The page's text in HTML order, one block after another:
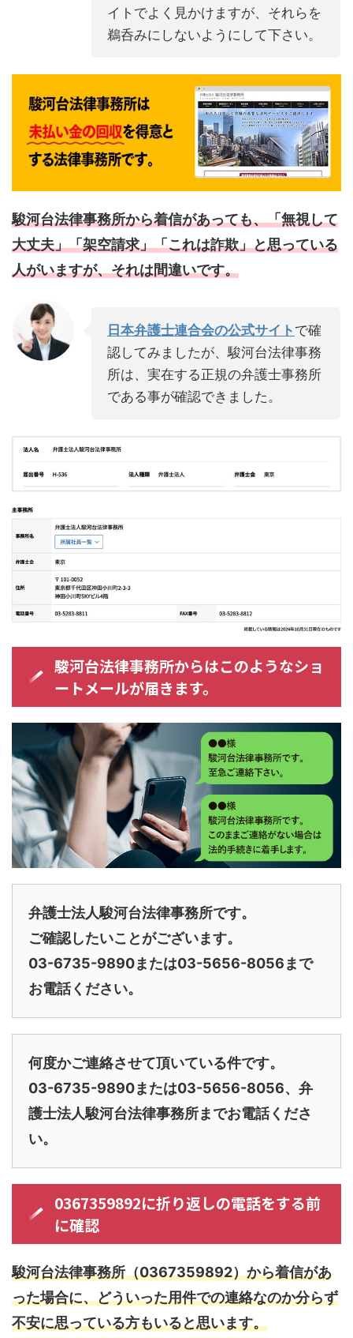
イトでよく見かけますが、それらを
鵜呑みにしないようにして下さい。
駿河台法律事務所から着信があっても、「無視して
大丈夫」「架空請求」「これは詐欺」と思っている
人がいますが、それは間違いです。
日本弁護士連合会の公式サイト で確
認してみましたが、駿河台法律事務
所は、実在する正規の弁護士事務所
である事が確認できました。
駿河台法律事務所からはこのようなショ
ートメールが届きます。
弁護士法人駿河台法律事務所です。
ご確認したいことがございます。
03-6735-9890または03-5656-8056まで
お電話ください。
何度かご連絡させて頂いている件です。
03-6735-9890または03-5656-8056、弁
護士法人駿河台法律事務所までお電話くださ
い。
0367359892に折り返しの電話をする前
に確認
駿河台法律事務所（0367359892）から着信があ
った場合に、どういった用件での連絡なのか分らず
不安に思っている方もいると思います。